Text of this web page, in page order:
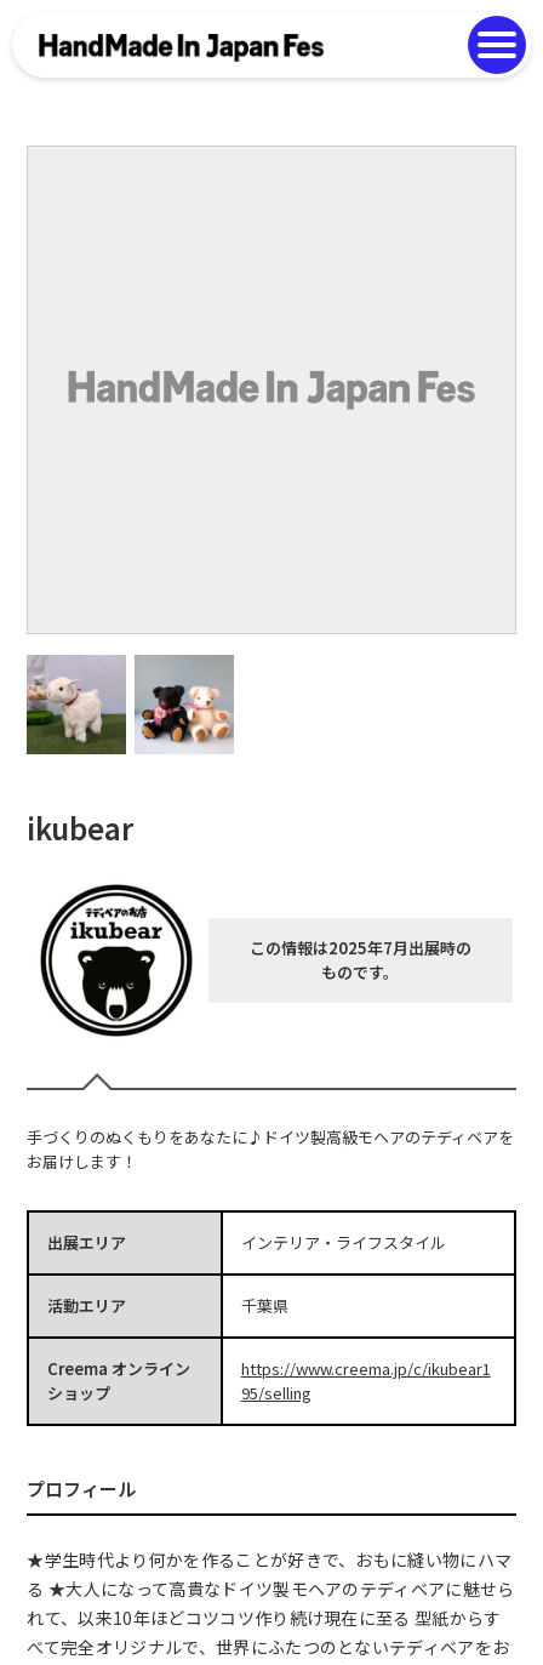
Photo Gallery
ikubear
この情報は2025年7月出展時の
ものです。
手づくりのぬくもりをあなたに♪ドイツ製高級モヘアのテディベアを
お届けします！
出展エリア インテリア・ライフスタイル
活動エリア 千葉県
Creema オンライン
ショップ
https://www.creema.jp/c/ikubear1
95/selling
プロフィール
★学生時代より何かを作ることが好きで、おもに縫い物にハマ
る ★大人になって高貴なドイツ製モヘアのテディベアに魅せら
れて、以来10年ほどコツコツ作り続け現在に至る 型紙からす
べて完全オリジナルで、世界にふたつのとないテディベアをお